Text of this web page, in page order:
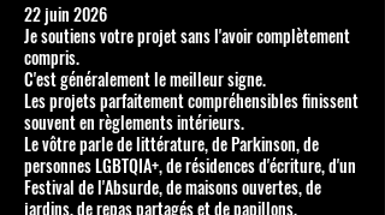
22 juin 2026
Je soutiens votre projet sans l'avoir complètement
compris.
C'est généralement le meilleur signe.
Les projets parfaitement compréhensibles finissent
souvent en règlements intérieurs.
Le vôtre parle de littérature, de Parkinson, de
personnes LGBTQIA+, de résidences d'écriture, d'un
Festival de l'Absurde, de maisons ouvertes, de
jardins, de repas partagés et de papillons.